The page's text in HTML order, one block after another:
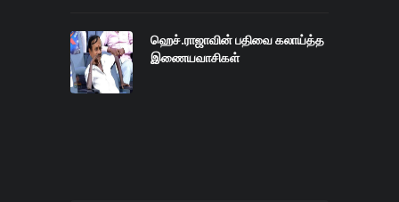
ஹெச்.ராஜாவின் பதிவை கலாய்த்த
இணையவாசிகள்